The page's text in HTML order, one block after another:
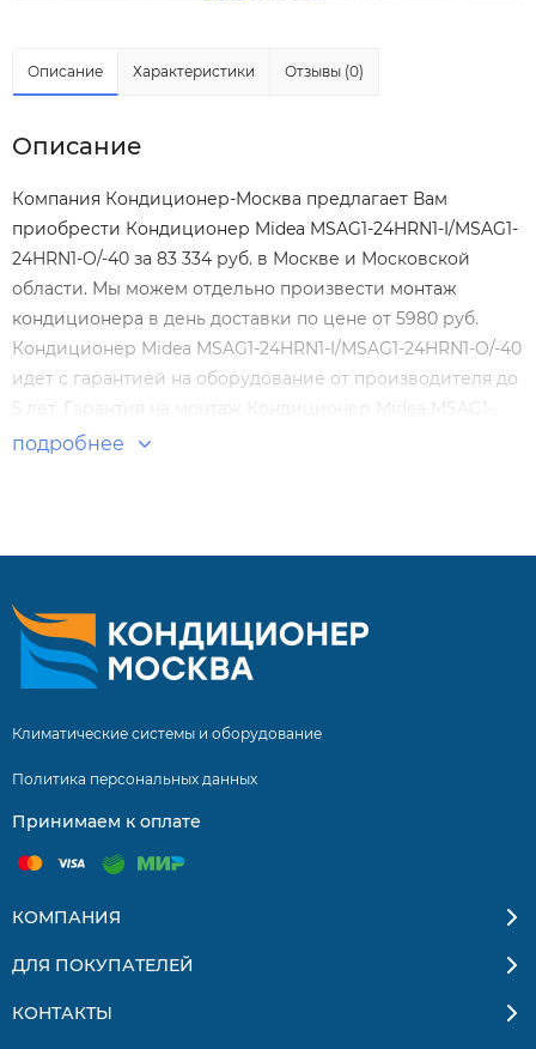
Описание Характеристики Отзывы (0)
Описание
Компания Кондиционер-Москва предлагает Вам
приобрести Кондиционер Midea MSAG1-24HRN1-I/MSAG1-
24HRN1-O/-40 за 83 334 руб. в Москве и Московской
области. Мы можем отдельно произвести монтаж
кондиционера в день доставки по цене от 5980 руб.
Кондиционер Midea MSAG1-24HRN1-I/MSAG1-24HRN1-O/-40
идет с гарантией на оборудование от производителя до
5 лет. Гарантия на монтаж Кондиционер Midea MSAG1-
24HRN1-I/MSAG1-24HRN1-O/-40 нашими специалистами
подробнее
Климатические системы и оборудование
Политика персональных данных
Принимаем к оплате
КОМПАНИЯ
ДЛЯ ПОКУПАТЕЛЕЙ
КОНТАКТЫ